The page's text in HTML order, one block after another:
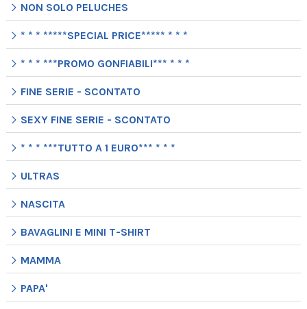
NON SOLO PELUCHES
* * * *****SPECIAL PRICE***** * * *
* * * ***PROMO GONFIABILI*** * * *
FINE SERIE - SCONTATO
SEXY FINE SERIE - SCONTATO
* * * ***TUTTO A 1 EURO*** * * *
ULTRAS
NASCITA
BAVAGLINI E MINI T-SHIRT
MAMMA
PAPA'